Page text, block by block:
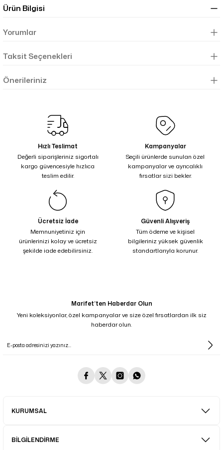
Ürün Bilgisi
Yorumlar
Taksit Seçenekleri
Önerileriniz
Hızlı Teslimat
Değerli siparişleriniz sigortalı
kargo güvencesiyle hızlıca
teslim edilir.
Kampanyalar
Seçili ürünlerde sunulan özel
kampanyalar ve ayrıcalıklı
fırsatlar sizi bekler.
Ücretsiz İade
Memnuniyetiniz için
ürünlerinizi kolay ve ücretsiz
şekilde iade edebilirsiniz.
Güvenli Alışveriş
Tüm ödeme ve kişisel
bilgileriniz yüksek güvenlik
standartlarıyla korunur.
Marifet’ten Haberdar Olun
Yeni koleksiyonlar, özel kampanyalar ve size özel fırsatlardan ilk siz
haberdar olun.
KURUMSAL
BİLGİLENDİRME